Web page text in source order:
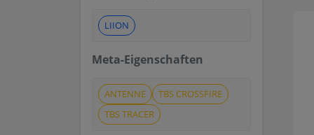
LIION
Meta-Eigenschaften
ANTENNE
TBS CROSSFIRE
TBS TRACER